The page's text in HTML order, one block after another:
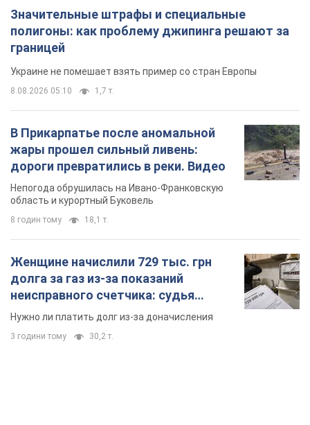
Значительные штрафы и специальные
полигоны: как проблему джипинга решают за
границей
Украине не помешает взять пример со стран Европы
8.08.2026 05:10 1,7 т.
В Прикарпатье после аномальной
жары прошел сильный ливень:
дороги превратились в реки. Видео
Непогода обрушилась на Ивано-Франковскую
область и курортный Буковель
8 годин тому 18,1 т.
Женщине начислили 729 тыс. грн
долга за газ из-за показаний
неисправного счетчика: судья
вынес неожиданное решение
Нужно ли платить долг из-за доначисления
3 години тому 30,2 т.